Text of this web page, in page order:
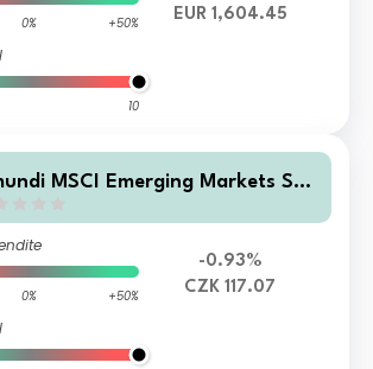
0% +50%
10
EUR 1,604.45
MSCI Emerging Markets SRI
0% +50%
-0.93%
CZK 117.07